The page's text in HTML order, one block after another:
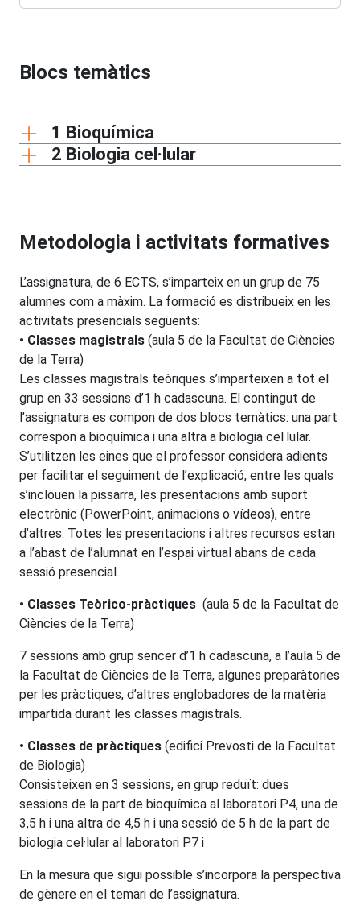
Blocs temàtics
1 Bioquímica
2 Biologia cel·lular
Metodologia i activitats formatives
L’assignatura, de 6 ECTS, s’imparteix en un grup de 75
alumnes com a màxim. La formació es distribueix en les
activitats presencials següents:
• Classes magistrals (aula 5 de la Facultat de Ciències
de la Terra)
Les classes magistrals teòriques s’imparteixen a tot el
grup en 33 sessions d’1 h cadascuna. El contingut de
l’assignatura es compon de dos blocs temàtics: una part
correspon a bioquímica i una altra a biologia cel·lular.
S’utilitzen les eines que el professor considera adients
per facilitar el seguiment de l’explicació, entre les quals
s’inclouen la pissarra, les presentacions amb suport
electrònic (PowerPoint, animacions o vídeos), entre
d’altres. Totes les presentacions i altres recursos estan
a l’abast de l’alumnat en l’espai virtual abans de cada
sessió presencial.
• Classes Teòrico-pràctiques (aula 5 de la Facultat de
Ciències de la Terra)
7 sessions amb grup sencer d’1 h cadascuna, a l’aula 5 de
la Facultat de Ciències de la Terra, algunes preparàtories
per les pràctiques, d’altres englobadores de la matèria
impartida durant les classes magistrals.
• Classes de pràctiques (edifici Prevosti de la Facultat
de Biologia)
Consisteixen en 3 sessions, en grup reduït: dues
sessions de la part de bioquímica al laboratori P4, una de
3,5 h i una altra de 4,5 h i una sessió de 5 h de la part de
biologia cel·lular al laboratori P7 i
En la mesura que sigui possible s’incorpora la perspectiva
de gènere en el temari de l’assignatura.